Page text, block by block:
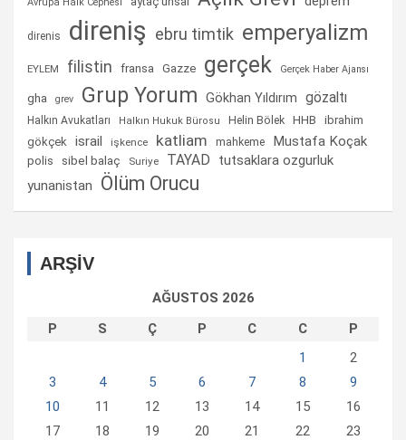
direnis direniş ebru timtik emperyalizm
EYLEM filistin fransa Gazze gerçek Gerçek Haber Ajansı
gha grev Grup Yorum Gökhan Yıldırım gözaltı
Halkın Avukatları Halkın Hukuk Bürosu Helin Bölek HHB
ibrahim
gökçek
israil işkence katliam mahkeme Mustafa Koçak
polis sibel balaç Suriye TAYAD
tutsaklara ozgurluk
yunanistan
Ölüm Orucu
ARŞİV
AĞUSTOS 2026
P
S Ç P C C
P
1
2
3
4 5 6 7 8
9
10
11 12 13 14 15
16
17
18 19 20 21 22
23